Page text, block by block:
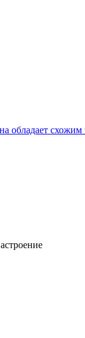
обладает